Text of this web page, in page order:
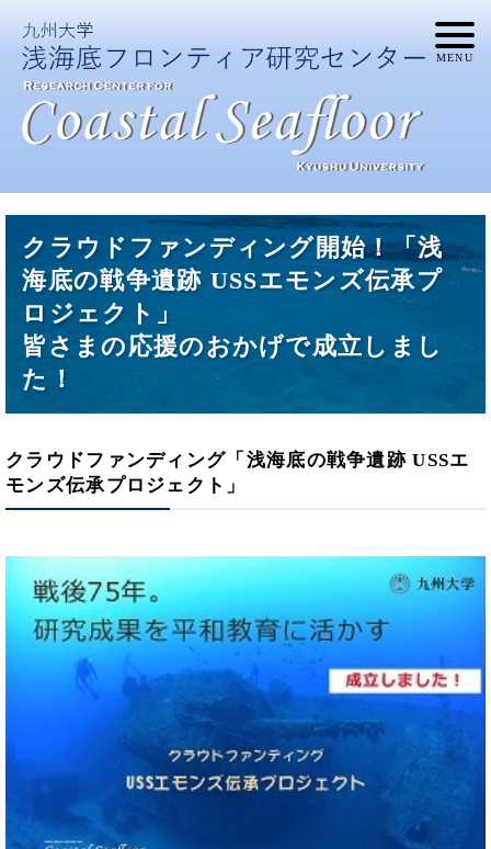
クラウドファンディング開始！「浅
海底の戦争遺跡 USSエモンズ伝承プ
ロジェクト」
皆さまの応援のおかげで成立しまし
た！
クラウドファンディング「浅海底の戦争遺跡 USSエ
モンズ伝承プロジェクト」